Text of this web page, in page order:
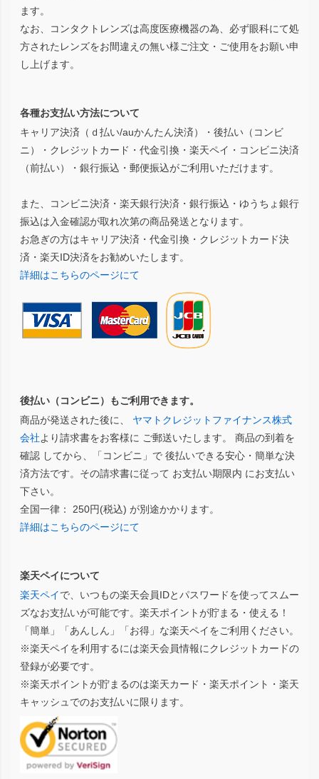
ます。
なお、コンタクトレンズは高度医療機器の為、必ず眼科にて処
方されたレンズをお間違えの無い様ご注文・ご使用をお願い申
し上げます。
各種お支払い方法について
キャリア決済（ｄ払い/auかんたん決済）・後払い（コンビ
ニ）・クレジットカード・代金引換・楽天ペイ・コンビニ決済
（前払い）・銀行振込・郵便振込がご利用いただけます。
また、コンビニ決済・楽天銀行決済・銀行振込・ゆうちょ銀行
振込は入金確認が取れ次第の商品発送となります。
お急ぎの方はキャリア決済・代金引換・クレジットカード決
済・楽天ID決済をお勧めいたします。
詳細はこちらのページにて
後払い（コンビニ）もご利用できます。
商品が発送された後に、 ヤマトクレジットファイナンス株式
会社より請求書をお客様に ご郵送いたします。 商品の到着を
確認 してから、「コンビニ」で 後払いできる安心・簡単な決
済方法です。その請求書に従って お支払い期限内 にお支払い
下さい。
全国一律： 250円(税込) が別途かかります。
詳細はこちらのページにて
楽天ペイについて
楽天ペイで、いつもの楽天会員IDとパスワードを使ってスムー
ズなお支払いが可能です。楽天ポイントが貯まる・使える！
「簡単」「あんしん」「お得」な楽天ペイをご利用ください。
※楽天ペイを利用するには楽天会員情報にクレジットカードの
登録が必要です。
※楽天ポイントが貯まるのは楽天カード・楽天ポイント・楽天
キャッシュでのお支払いに限ります。